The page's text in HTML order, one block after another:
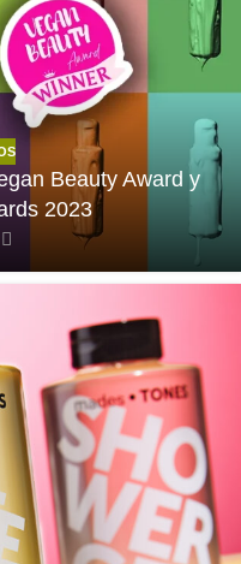
Beauty Award y
2023